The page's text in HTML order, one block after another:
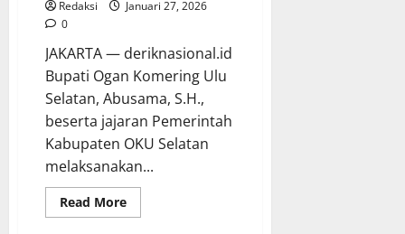
Redaksi
Januari 27, 2026
0
JAKARTA — deriknasional.id
Bupati Ogan Komering Ulu
Selatan, Abusama, S.H.,
beserta jajaran Pemerintah
Kabupaten OKU Selatan
melaksanakan...
Read MoreRead
more